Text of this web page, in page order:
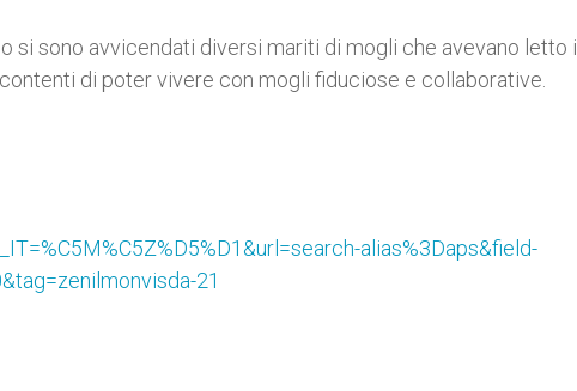
si sono avvicendati diversi mariti di mogli che avevano letto il
di poter vivere con mogli fiduciose e collaborative.
alias%3Daps&field-
21